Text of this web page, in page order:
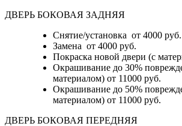
ДВЕРЬ БОКОВАЯ ЗАДНЯЯ
Снятие/установка от 4000 руб.
Замена от 4000 руб.
Покраска новой двери (с
Окрашивание до 30%
материалом) от 11000 руб.
Окрашивание до 50%
материалом) от 11000 руб.
ДВЕРЬ БОКОВАЯ ПЕРЕДНЯЯ